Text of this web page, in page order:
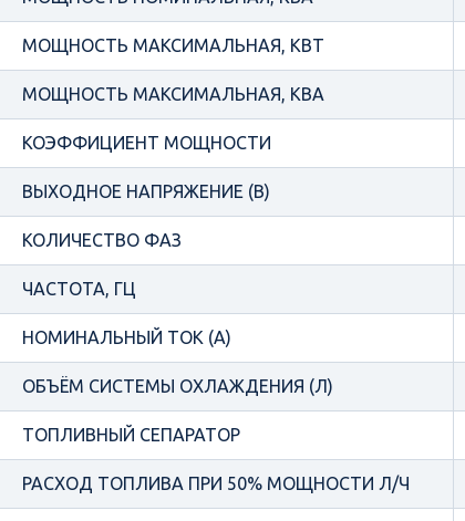
МОЩНОСТЬ МАКСИМАЛЬНАЯ, КВТ
МОЩНОСТЬ МАКСИМАЛЬНАЯ, КВА
КОЭФФИЦИЕНТ МОЩНОСТИ
ВЫХОДНОЕ НАПРЯЖЕНИЕ (В)
КОЛИЧЕСТВО ФАЗ
ЧАСТОТА, ГЦ
НОМИНАЛЬНЫЙ ТОК (А)
ОБЪЁМ СИСТЕМЫ ОХЛАЖДЕНИЯ (Л)
ТОПЛИВНЫЙ СЕПАРАТОР
РАСХОД ТОПЛИВА ПРИ 50% МОЩНОСТИ Л/Ч